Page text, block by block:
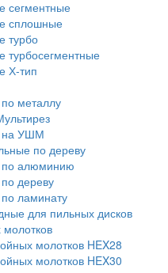
сегментные
сплошные
турбо
турбосегментные
Х-тип
металлу
на УШМ
по дереву
по алюминию
дереву
ламинату
для пильных дисков
молотков HEX28
молотков HEX30